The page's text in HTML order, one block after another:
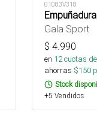
01083V318
Gala Sport
$ 4.990
en 12cuotas
ahorras $150
Stock
+5 Vendidos